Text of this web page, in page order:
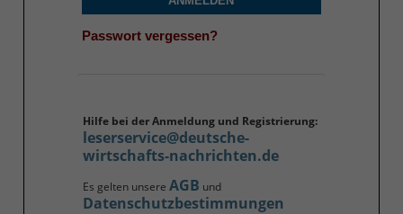
Passwort vergessen?
Hilfe bei der Anmeldung und Registrierung:
leserservice@deutsche-
wirtschafts-nachrichten.de
Es gelten unsere AGB und
Datenschutzbestimmungen